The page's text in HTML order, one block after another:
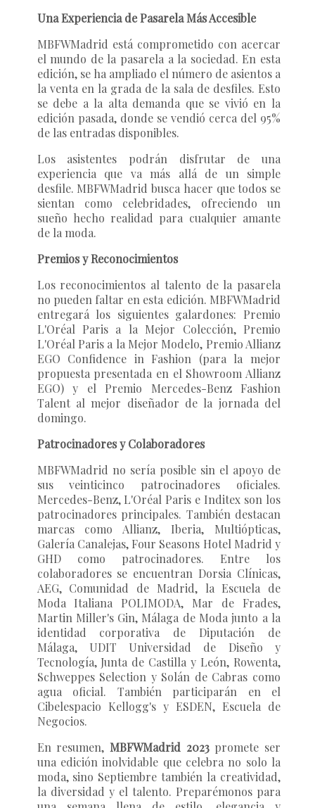
Una Experiencia de Pasarela Más Accesible
MBFWMadrid está comprometido con acercar
el mundo de la pasarela a la sociedad. En esta
edición, se ha ampliado el número de asientos a
la venta en la grada de la sala de desfiles. Esto
se debe a la alta demanda que se vivió en la
edición pasada, donde se vendió cerca del 95%
de las entradas disponibles.
Los asistentes podrán disfrutar de una
experiencia que va más allá de un simple
desfile. MBFWMadrid busca hacer que todos se
sientan como celebridades, ofreciendo un
sueño hecho realidad para cualquier amante
de la moda.
Premios y Reconocimientos
Los reconocimientos al talento de la pasarela
no pueden faltar en esta edición. MBFWMadrid
entregará los siguientes galardones: Premio
L'Oréal Paris a la Mejor Colección, Premio
L'Oréal Paris a la Mejor Modelo, Premio Allianz
EGO Confidence in Fashion (para la mejor
propuesta presentada en el Showroom Allianz
EGO) y el Premio Mercedes-Benz Fashion
Talent al mejor diseñador de la jornada del
domingo.
Patrocinadores y Colaboradores
MBFWMadrid no sería posible sin el apoyo de
sus veinticinco patrocinadores oficiales.
Mercedes-Benz, L'Oréal Paris e Inditex son los
patrocinadores principales. También destacan
marcas como Allianz, Iberia, Multiópticas,
Galería Canalejas, Four Seasons Hotel Madrid y
GHD como patrocinadores. Entre los
colaboradores se encuentran Dorsia Clínicas,
AEG, Comunidad de Madrid, la Escuela de
Moda Italiana POLIMODA, Mar de Frades,
Martin Miller's Gin, Málaga de Moda junto a la
identidad corporativa de Diputación de
Málaga, UDIT Universidad de Diseño y
Tecnología, Junta de Castilla y León, Rowenta,
Schweppes Selection y Solán de Cabras como
agua oficial. También participarán en el
Cibelespacio Kellogg's y ESDEN, Escuela de
Negocios.
En resumen, MBFWMadrid 2023promete ser
una edición inolvidable que celebra no solo la
moda, sino Septiembre también la creatividad,
la diversidad y el talento. Preparémonos para